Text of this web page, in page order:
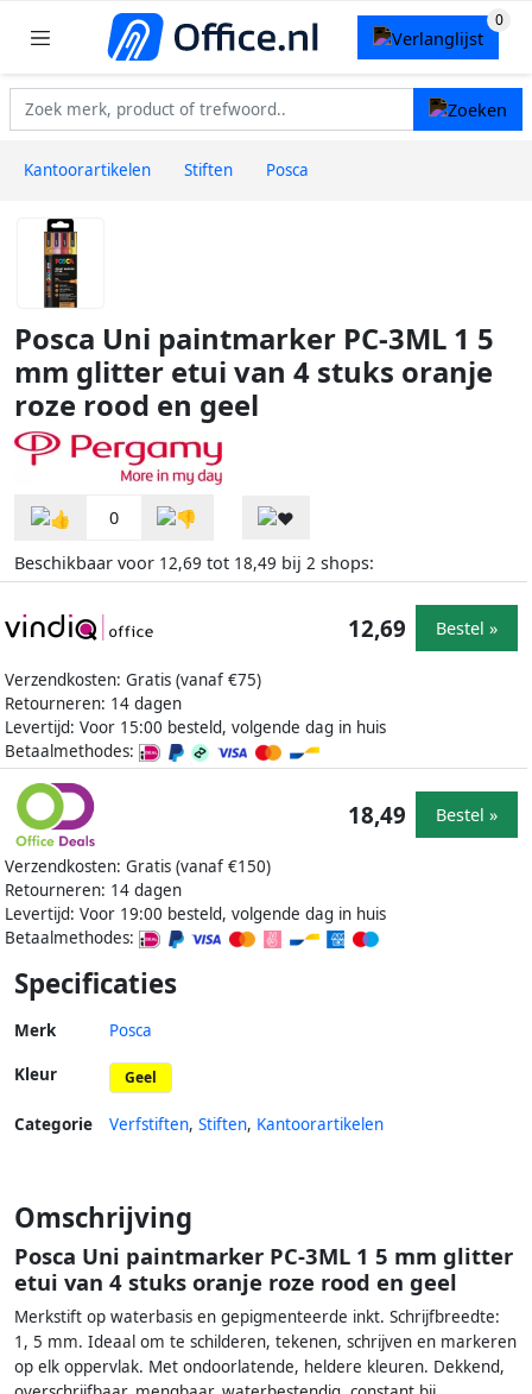
Kantoorartikelen Stiften Posca
Posca Uni paintmarker PC-3ML 1 5
mm glitter etui van 4 stuks oranje
roze rood en geel
0
Beschikbaar voor 12,69 tot 18,49 bij 2 shops:
Verzendkosten: Gratis (vanaf €75)
Retourneren: 14 dagen
Levertijd: Voor 15:00 besteld, volgende dag in huis
Betaalmethodes:
12,69 Bestel »
Verzendkosten: Gratis (vanaf €150)
Retourneren: 14 dagen
Levertijd: Voor 19:00 besteld, volgende dag in huis
Betaalmethodes:
18,49 Bestel »
Specificaties
Merk Posca
Kleur Geel
Categorie Verfstiften, Stiften, Kantoorartikelen
Omschrijving
Posca Uni paintmarker PC-3ML 1 5 mm glitter
etui van 4 stuks oranje roze rood en geel
Merkstift op waterbasis en gepigmenteerde inkt. Schrijfbreedte:
1, 5 mm. Ideaal om te schilderen, tekenen, schrijven en markeren
op elk oppervlak. Met ondoorlatende, heldere kleuren. Dekkend,